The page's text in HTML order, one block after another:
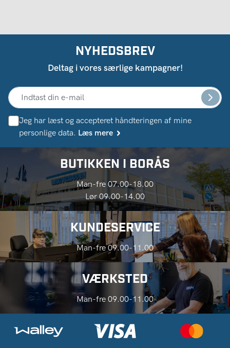
NYHEDSBREV
Deltag i vores særlige kampagner!
Jeg har læst og accepteret håndteringen af ​​mine
personlige data. Læs mere
BUTIKKEN I BORÅS
Man-fre 07.00-18.00
Lør 09.00-14.00
KUNDESERVICE
Man-fre 09.00-11.00
VÆRKSTED
Man-fre 09.00-11.00